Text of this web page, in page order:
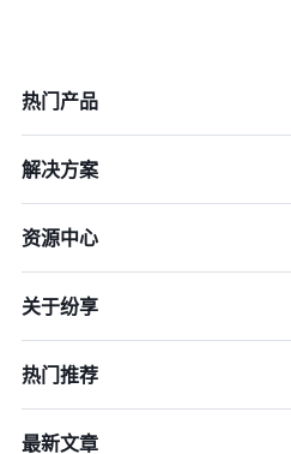
3. 分
热门产品
解决方案
资源中心
关于纷享
热门推荐
最新文章